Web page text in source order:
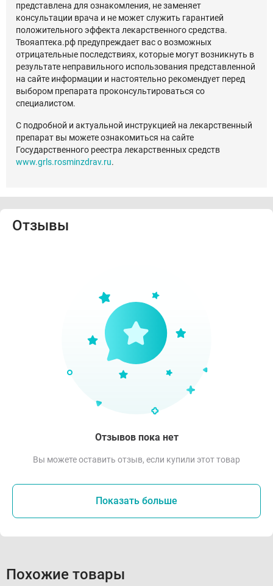
представлена для ознакомления, не заменяет
консультации врача и не может служить гарантией
положительного эффекта лекарственного средства.
Твояаптека.рф предупреждает вас о возможных
отрицательные последствиях, которые могут возникнуть в
результате неправильного использования представленной
на сайте информации и настоятельно рекомендует перед
выбором препарата проконсультироваться со
специалистом.
С подробной и актуальной инструкцией на лекарственный
препарат вы можете ознакомиться на сайте
Государственного реестра лекарственных средств
www.grls.rosminzdrav.ru.
Отзывы
Отзывов пока нет
Вы можете оставить отзыв, если купили этот товар
Показать больше
Похожие товары